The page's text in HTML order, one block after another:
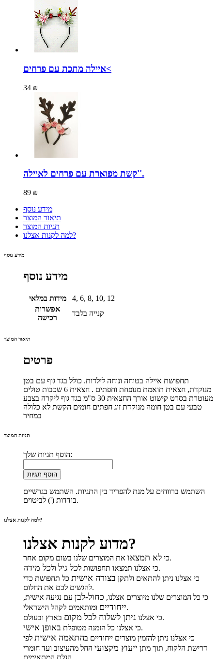
איילה מתכת עם פרחים<
34 ₪
קשת מפוארת עם פרחים לאיילה''.
89 ₪
מידע נוסף
תיאור המוצר
תגיות המוצר
למה לקנות אצלנו?
מידע נוסף
מידע נוסף
מידות במלאי
4, 6, 8, 10, 12
אפשרות
רכישה
קנייה בלבד
תיאור המוצר
פרטים
תחפושת איילה בטוחה ונוחה לילדות. כולל בגד גוף עם בטן
מנוקדת, חצאית תואמת מנופחת וחפתים . חצאית 6 שכבות טולים
מעוטרת בסרט קישוט אורך החצאית 30 ס"מ בגד גוף ליקרה בצבע
טבעי עם בטן חומה מנוקדת זוג חפתים חומים הקשת לא כלולה
במחיר
תגיות המוצר
הוסף תגיות שלך:
הוסף תגיות
השתמש ברווחים על מנת להפריד בין התגיות. השתמש בגרשיים
בודדות (') לביטוים.
למה לקנות אצלנו?
מדוע לקנות אצלנו?
כי לא תמצאו
את המוצרים שלנו בשום מקום אחר.
כי אצלנו תמצאו תחפושות לכל גיל ולכל מידה
.
כי אצלנו ניתן להתאים ולתקן בצורה אישית כל תחפושת כדי
להגשים לכם את החלום.
כי כל המוצרים שלנו מיוצרים אצלנו, כחול-לבן עם נגיעה אישית,
ייחודייםומותאמים לקהל הישראלי.
כי אצלנו ניתן לשלוח לכל מקום
בארץ ובעולם.
כי אצלנו כל הזמנה מטופלת באופן אישי
.
כי אצלנו ניתן להזמין מוצרים ייחודיים בהתאמה אישית לפי
דרישת הלקוח, תוך מתן ייעוץ מקצועי החל מהעיצוב ועד חומרי
הגלם המתאימים.